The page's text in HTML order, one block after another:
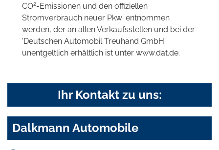
CO2-Emissionen und den offiziellen
Stromverbrauch neuer Pkw' entnommen
werden, der an allen Verkaufsstellen und bei der
'Deutschen Automobil Treuhand GmbH'
unentgeltlich erhältlich ist unter www.dat.de.
Ihr Kontakt zu uns:
Dalkmann Automobile